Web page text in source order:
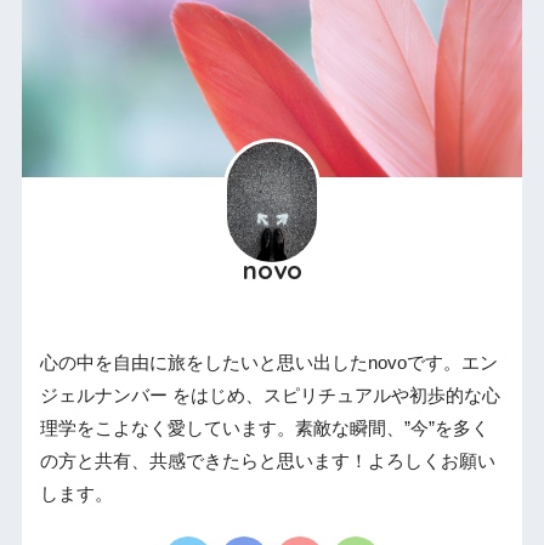
novo
心の中を自由に旅をしたいと思い出したnovoです。エン
ジェルナンバー をはじめ、スピリチュアルや初歩的な心
理学をこよなく愛しています。素敵な瞬間、”今”を多く
の方と共有、共感できたらと思います！よろしくお願い
します。